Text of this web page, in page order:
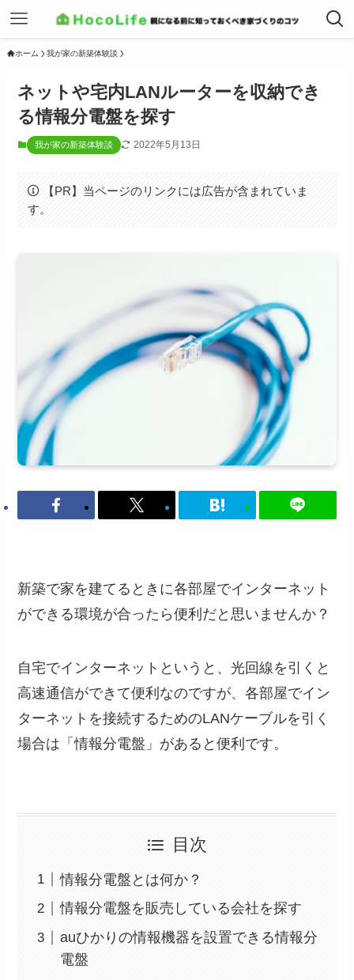
ホーム 我が家の新築体験談
ネットや宅内LANルーターを収納でき
る情報分電盤を探す
我が家の新築体験談 2022年5月13日
【PR】当ページのリンクには広告が含まれていま
す。
新築で家を建てるときに各部屋でインターネット
ができる環境が合ったら便利だと思いませんか？
自宅でインターネットというと、光回線を引くと
高速通信ができて便利なのですが、各部屋でイン
ターネットを接続するためのLANケーブルを引く
場合は「情報分電盤」があると便利です。
目次
情報分電盤とは何か？
情報分電盤を販売している会社を探す
auひかりの情報機器を設置できる情報分
電盤